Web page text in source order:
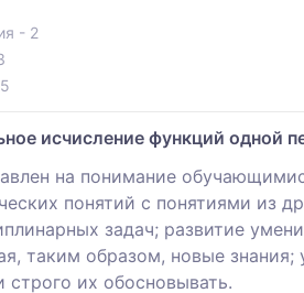
- 2
исчисление функций одной
на понимание
понятий с понятиями из
задач; развитие
таким образом, новые
строго их обосновывать.